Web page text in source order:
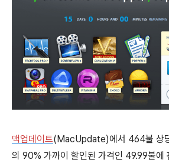
맥업데이트(MacUpdate)에서 464불 상
의 90% 가까이 할인된 가격인 49.99불에